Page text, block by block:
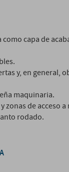
como capa de
y, en general,
maquinaria.
zonas de acceso
rodado.